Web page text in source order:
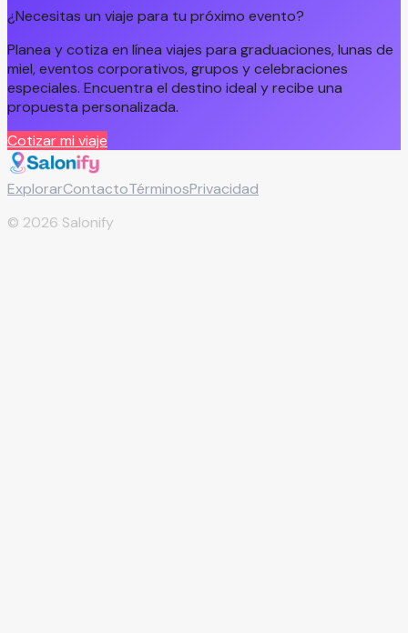
¿Necesitas un viaje para tu próximo evento?
Planea y cotiza en línea viajes para graduaciones, lunas de
miel, eventos corporativos, grupos y celebraciones
especiales. Encuentra el destino ideal y recibe una
propuesta personalizada.
Cotizar mi viaje
ExplorarContactoTérminosPrivacidad
© 2026 Salonify